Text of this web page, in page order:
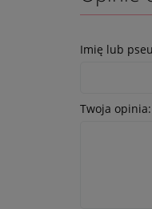
Imię lub
Twoja opinia: